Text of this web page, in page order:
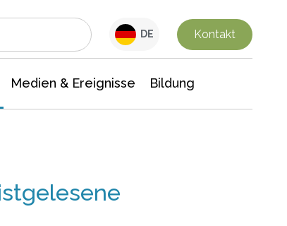
DE Kontakt
Medien & Ereignisse Bildung